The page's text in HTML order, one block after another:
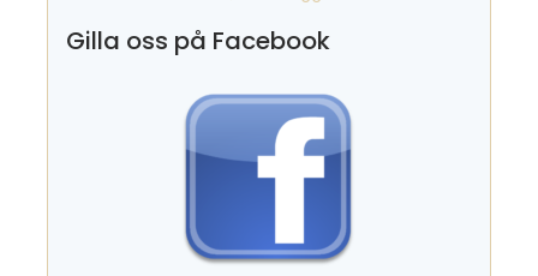
Gilla oss på Facebook